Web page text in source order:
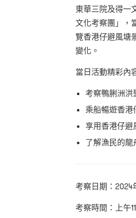
東華三院及得一
文化考察團」，
覽香港仔避風塘
變化。
當日活動精彩內
考察鴨脷洲洪
乘船暢遊香港
享用香港仔避
了解漁民的龍
考察日期：2024
考察時間：上午